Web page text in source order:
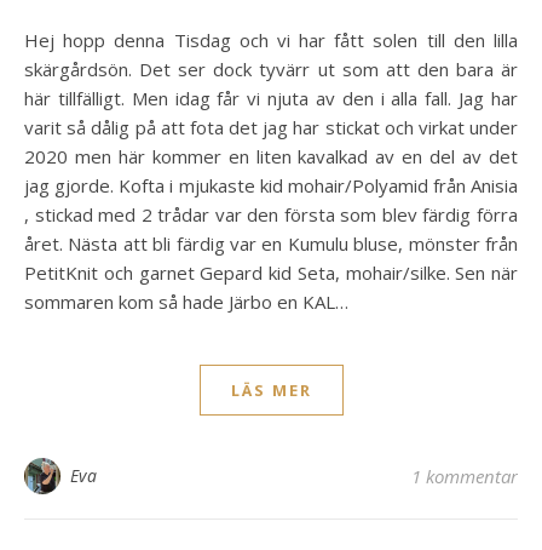
Hej hopp denna Tisdag och vi har fått solen till den lilla
skärgårdsön. Det ser dock tyvärr ut som att den bara är
här tillfälligt. Men idag får vi njuta av den i alla fall. Jag har
varit så dålig på att fota det jag har stickat och virkat under
2020 men här kommer en liten kavalkad av en del av det
jag gjorde. Kofta i mjukaste kid mohair/Polyamid från Anisia
, stickad med 2 trådar var den första som blev färdig förra
året. Nästa att bli färdig var en Kumulu bluse, mönster från
PetitKnit och garnet Gepard kid Seta, mohair/silke. Sen när
sommaren kom så hade Järbo en KAL…
LÄS MER
Eva 1 kommentar